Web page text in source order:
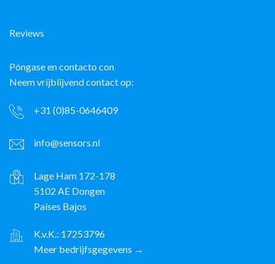
Reviews
Póngase en contacto con
Neem vrijblijvend contact op:
+31 (0)85-0646409
info@sensors.nl
Lage Ham 172-178
5102 AE Dongen
Países Bajos
K.v.K.: 17253796
Meer bedrijfsgegevens →